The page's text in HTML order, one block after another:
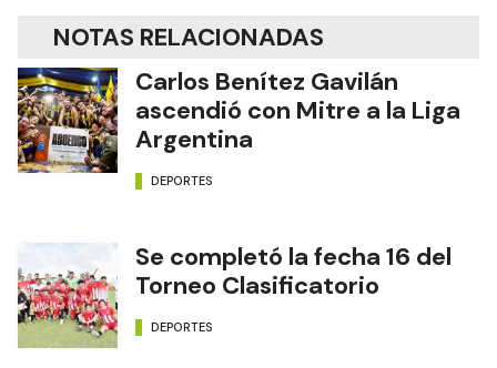
NOTAS RELACIONADAS
Carlos Benítez Gavilán
ascendió con Mitre a la Liga
Argentina
DEPORTES
Se completó la fecha 16 del
Torneo Clasificatorio
DEPORTES